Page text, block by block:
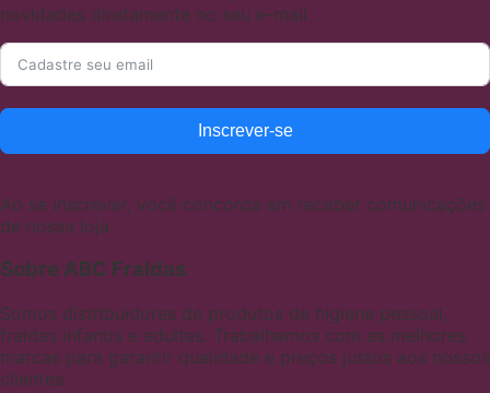
novidades diretamente no seu e-mail.
Inscrever-se
Ao se inscrever, você concorda em receber comunicações
de nossa loja.
Sobre ABC Fraldas
Somos distribuidores de produtos de higiene pessoal,
fraldas infantis e adultas. Trabalhamos com as melhores
marcas para garantir qualidade e preços justos aos nossos
clientes